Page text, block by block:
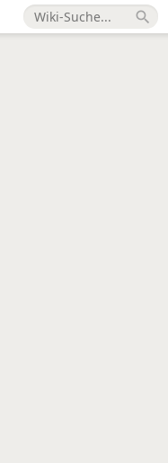
search